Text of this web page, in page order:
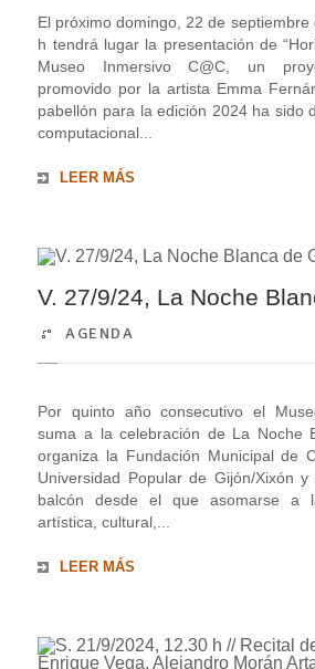
El próximo domingo, 22 de
h tendrá lugar la presentación de
Museo Inmersivo C@C, un
promovido por la artista Emma
pabellón para la edición 2024 ha sido
computacional...
LEER MÁS
V. 27/9/24, La Noche
AGENDA
Por quinto año consecutivo el
suma a la celebración de La Noche
organiza la Fundación Municipal de
Universidad Popular de Gijón/Xixón
balcón desde el que asomarse a
artística, cultural,...
LEER MÁS